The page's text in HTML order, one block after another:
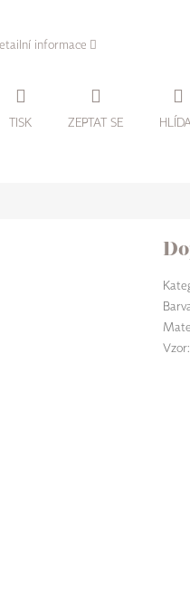
informace
TISK ZEPTAT SE
Vzor: